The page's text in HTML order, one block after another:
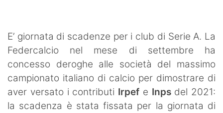
Contatti
E’ giornata di scadenze per i club di Serie A. La
Federcalcio nel mese di settembre ha
concesso deroghe alle società del massimo
campionato italiano di calcio per dimostrare di
aver versato i contributi Irpef e Inpsdel 2021:
la scadenza è stata fissata per la giornata di